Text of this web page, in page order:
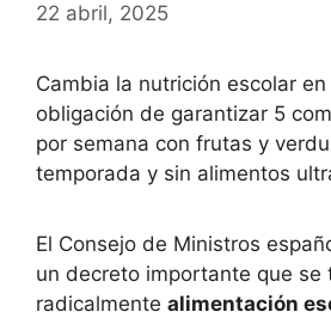
22 abril, 2025
Cambia la nutrición escolar en
obligación de garantizar 5
por semana con frutas y
temporada y sin alimentos
El Consejo de Ministros
un decreto importante que se
radicalmente alimentación